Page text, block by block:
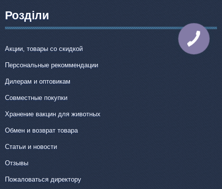
Розділи
Акции, товары со скидкой
Персональные рекоммендации
Дилерам и оптовикам
Совместные покупки
Хранение вакцин для животных
Обмен и возврат товара
Статьи и новости
Отзывы
Пожаловаться директору